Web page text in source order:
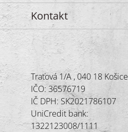
Kontakt
Traťová 1/A , 040 18 Košice
IČO: 36576719
IČ DPH: SK2021786107
UniCredit bank:
1322123008/1111